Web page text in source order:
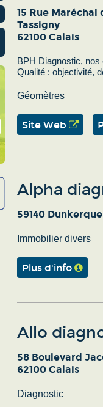
15 Rue Maréchal
Tassigny
62100 Calais
BPH Diagnostic,
Qualité : objectivité,
Géomètres
Site Web
Alpha
59140 Dunkerque
Immobilier divers
Plus d'info
Allo
58 Boulevard
62100 Calais
Diagnostic